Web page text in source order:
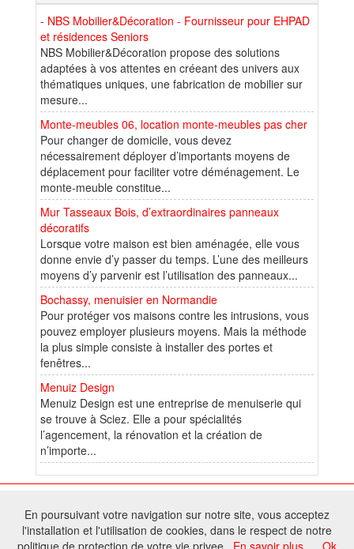
- NBS Mobilier&Décoration - Fournisseur pour EHPAD
et résidences Seniors
NBS Mobilier&Décoration propose des solutions
adaptées à vos attentes en créeant des univers aux
thématiques uniques, une fabrication de mobilier sur
mesure...
Monte-meubles 06, location monte-meubles pas cher
Pour changer de domicile, vous devez
nécessairement déployer d’importants moyens de
déplacement pour faciliter votre déménagement. Le
monte-meuble constitue...
Mur Tasseaux Bois, d’extraordinaires panneaux
décoratifs
Lorsque votre maison est bien aménagée, elle vous
donne envie d’y passer du temps. L’une des meilleurs
moyens d’y parvenir est l’utilisation des panneaux...
Bochassy, menuisier en Normandie
Pour protéger vos maisons contre les intrusions, vous
pouvez employer plusieurs moyens. Mais la méthode
la plus simple consiste à installer des portes et
fenêtres...
Menuiz Design
Menuiz Design est une entreprise de menuiserie qui
se trouve à Sciez. Elle a pour spécialités
l’agencement, la rénovation et la création de
n’importe...
FontAwesome
Tous droits réservés - Toute reproduction du contenu de ce site, même
En poursuivant votre navigation sur notre site, vous acceptez
l'installation et l'utilisation de cookies, dans le respect de notre
politique de protection de votre vie privee.
En savoir plus Ok